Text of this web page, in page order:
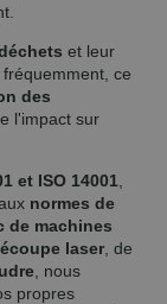
et leur
ce
des
l'impact sur
et ISO 14001
normes de
de machines
laser, de
, nous
propres